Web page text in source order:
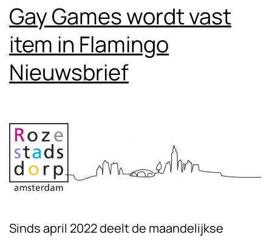
Gay Games wordt vast
item in Flamingo
Nieuwsbrief
Sinds april 2022 deelt de maandelijkse